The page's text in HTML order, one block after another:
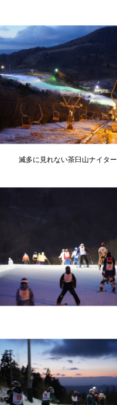
滅多に見れない茶臼山ナイター